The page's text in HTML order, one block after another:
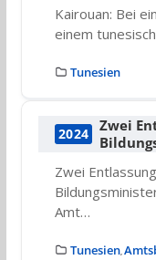
Kairouan: Bei
einem
Tunesien
2024
Zwei
Zwei
Amt…
Tunesien,